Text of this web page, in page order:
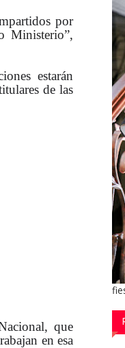
por
Ministerio”,
estarán
de las
que
en esa